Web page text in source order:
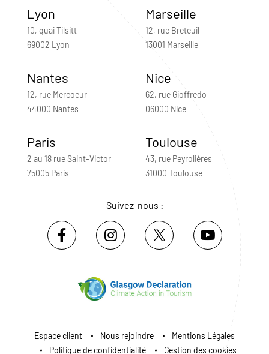
Lyon
10, quai Tilsitt
69002 Lyon
Marseille
12, rue Breteuil
13001 Marseille
Nantes
12, rue Mercoeur
44000 Nantes
Nice
62, rue Gioffredo
06000 Nice
Paris
2 au 18 rue Saint-Victor
75005 Paris
Toulouse
43, rue Peyrolières
31000 Toulouse
Suivez-nous :
Espace client Nous rejoindre
Mentions Légales
Politique de confidentialité
Gestion des cookies